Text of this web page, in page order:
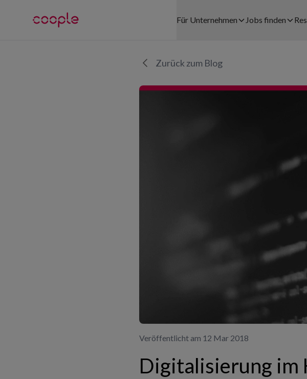
Für Unternehmen
SEKTOREN
Gesundheitswesen
Jobs finden
Help center
Zurück zum Blog
Veröffentlicht am 12 Mar 2018
Digitalisierung im